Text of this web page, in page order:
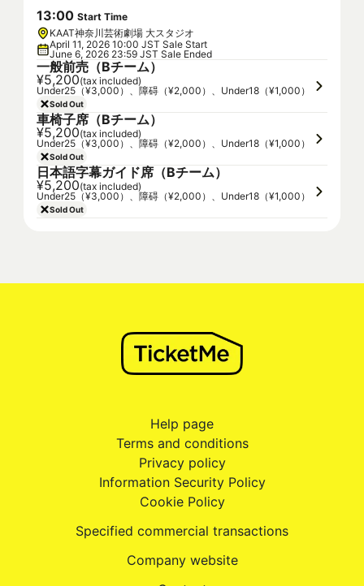
13:00 Start Time
KAAT神奈川芸術劇場 大スタジオ
April 11, 2026 10:00 JST Sale Start
June 6, 2026 23:59 JST Sale Ended
一般前売（Bチーム）
¥5,200(tax included)
Under25（¥3,000）、障碍（¥2,000）、Under18（¥1,000）
Sold Out
車椅子席（Bチーム）
¥5,200(tax included)
Under25（¥3,000）、障碍（¥2,000）、Under18（¥1,000）
Sold Out
日本語字幕ガイド席（Bチーム）
¥5,200(tax included)
Under25（¥3,000）、障碍（¥2,000）、Under18（¥1,000）
Sold Out
Help page
Terms and conditions
Privacy policy
Information Security Policy
Cookie Policy
Specified commercial transactions
Company website